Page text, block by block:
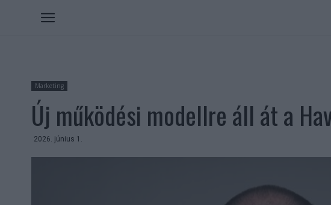
Marketing
Új működési modellre áll át a
2026. június 1.